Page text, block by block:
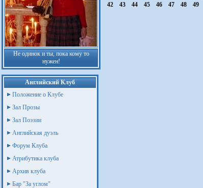
Не одинок и ты, пока кому то
нужен!
Английский Клуб
Положение о Клубе
Зал Прозы
Зал Поэзии
Английская дуэль
Форум Клуба
Атрибутика клуба
Архив клуба
Бар "За углом"
42
43 44 45 46 47 48 49